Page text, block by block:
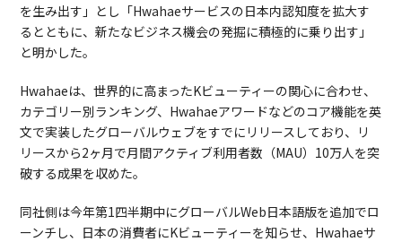
を生み出す」とし「Hwahaeサービスの日本内認知度を拡大す
るとともに、新たなビジネス機会の発掘に積極的に乗り出す」
と明かした。
Hwahaeは、世界的に高まったKビューティーの関心に合わせ、
カテゴリー別ランキング、Hwahaeアワードなどのコア機能を英
文で実装したグローバルウェブをすでにリリースしており、リ
リースから2ヶ月で月間アクティブ利用者数（MAU）10万人を突
破する成果を収めた。
同社側は今年第1四半期中にグローバルWeb日本語版を追加でロ
ーンチし、日本の消費者にKビューティーを知らせ、Hwahaeサ